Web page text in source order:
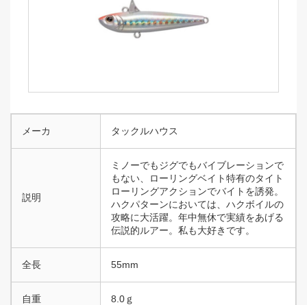
メーカ タックルハウス
説明
ミノーでもジグでもバイブレーションで
もない、ローリングベイト特有のタイト
ローリングアクションでバイトを誘発。
ハクパターンにおいては、ハクボイルの
攻略に大活躍。年中無休で実績をあげる
伝説的ルアー。私も大好きです。
全長 55mm
自重 8.0ｇ